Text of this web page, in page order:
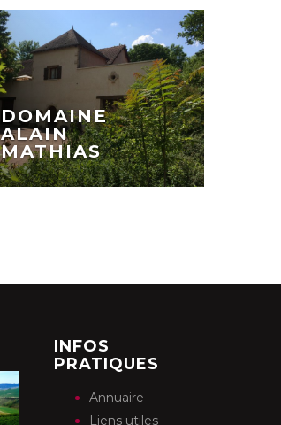
DOMAINE
ALAIN
MATHIAS
INFOS
PRATIQUES
Annuaire
Liens utiles